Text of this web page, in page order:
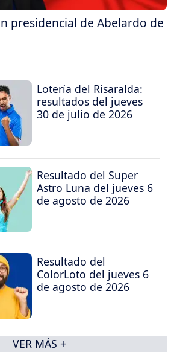
presidencial de Abelardo de
Lotería del Risaralda:
resultados del jueves
30 de julio de 2026
Resultado del Super
Astro Luna del jueves 6
de agosto de 2026
Resultado del
ColorLoto del jueves 6
de agosto de 2026
VER MÁS +